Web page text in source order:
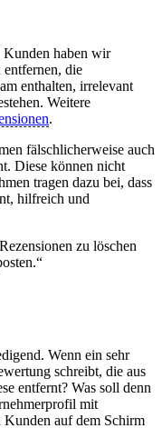
Kunden haben wir
entfernen, die
enthalten, irrelevant
Weitere
.
fälschlicherweise auch
Diese können nicht
tragen dazu bei, dass
hilfreich und
zu löschen
Wenn ein sehr
schreibt, die aus
entfernt? Was soll denn
mit
auf dem Schirm